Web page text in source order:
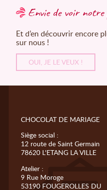
Envie de voir notre
Et d’en découvrir encore
sur nous !
OUI, JE LE VEUX !
CHOCOLAT DE MARIAGE
Siège social :
12 route de Saint Germain
78620 L'ETANG LA VILLE
Atelier :
9 Rue Moroge
53190 FOUGEROLLES DU